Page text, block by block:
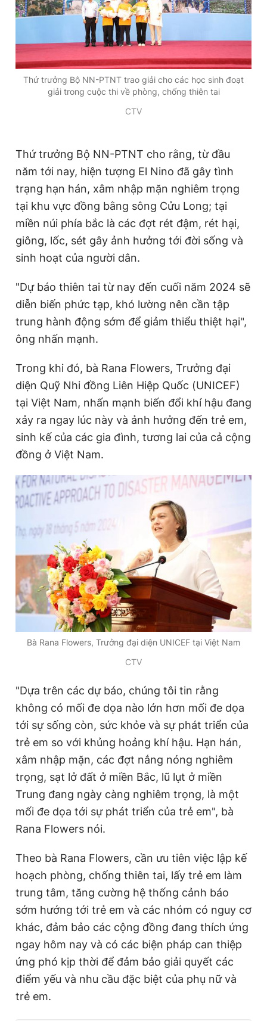
Thứ trưởng Bộ NN-PTNT trao giải cho các học sinh đoạt
giải trong cuộc thi về phòng, chống thiên tai
CTV
Thứ trưởng Bộ NN-PTNT cho rằng, từ đầu
năm tới nay, hiện tượng El Nino đã gây tình
trạng hạn hán, xâm nhập mặn nghiêm trọng
tại khu vực đồng bằng sông Cửu Long; tại
miền núi phía bắc là các đợt rét đậm, rét hại,
giông, lốc, sét gây ảnh hưởng tới đời sống và
sinh hoạt của người dân.
"Dự báo thiên tai từ nay đến cuối năm 2024 sẽ
diễn biến phức tạp, khó lường nên cần tập
trung hành động sớm để giảm thiểu thiệt hại",
ông nhấn mạnh.
Trong khi đó, bà Rana Flowers, Trưởng đại
diện Quỹ Nhi đồng Liên Hiệp Quốc (UNICEF)
tại Việt Nam, nhấn mạnh biến đổi khí hậu đang
xảy ra ngay lúc này và ảnh hưởng đến trẻ em,
sinh kế của các gia đình, tương lai của cả cộng
đồng ở Việt Nam.
Bà Rana Flowers, Trưởng đại diện UNICEF tại Việt Nam
CTV
"Dựa trên các dự báo, chúng tôi tin rằng
không có mối đe dọa nào lớn hơn mối đe dọa
tới sự sống còn, sức khỏe và sự phát triển của
trẻ em so với khủng hoảng khí hậu. Hạn hán,
xâm nhập mặn, các đợt nắng nóng nghiêm
trọng, sạt lở đất ở miền Bắc, lũ lụt ở miền
Trung đang ngày càng nghiêm trọng, là một
mối đe dọa tới sự phát triển của trẻ em", bà
Rana Flowers nói.
Theo bà Rana Flowers, cần ưu tiên việc lập kế
hoạch phòng, chống thiên tai, lấy trẻ em làm
trung tâm, tăng cường hệ thống cảnh báo
sớm hướng tới trẻ em và các nhóm có nguy cơ
khác, đảm bảo các cộng đồng đang thích ứng
ngay hôm nay và có các biện pháp can thiệp
ứng phó kịp thời để đảm bảo giải quyết các
điểm yếu và nhu cầu đặc biệt của phụ nữ và
trẻ em.